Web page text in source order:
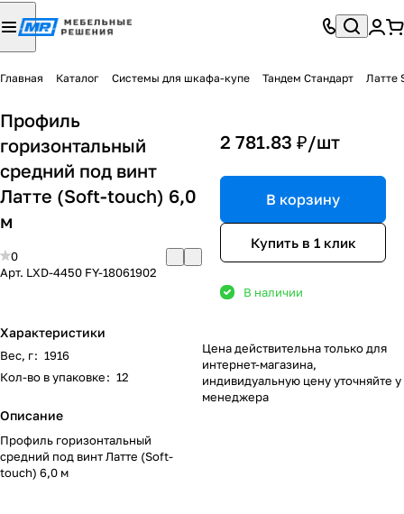
Главная Каталог Системы для шкафа-купе Тандем Стандарт Латте
Профиль
горизонтальный
средний под винт
Латте (Soft-touch) 6,0
м
0
Арт. LXD-4450 FY-18061902
Характеристики
Вес, г: 1916
Кол-во в упаковке: 12
Описание
Профиль горизонтальный
средний под винт Латте (Soft-
touch) 6,0 м
2 781.83 ₽/шт
В корзину
Купить в 1 клик
В наличии
Цена действительна только для
интернет-магазина,
индивидуальную цену уточняйте у
менеджера